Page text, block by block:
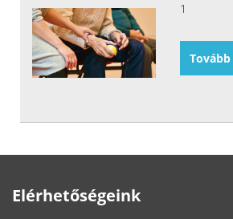
1
Tovább
Elérhetőségeink